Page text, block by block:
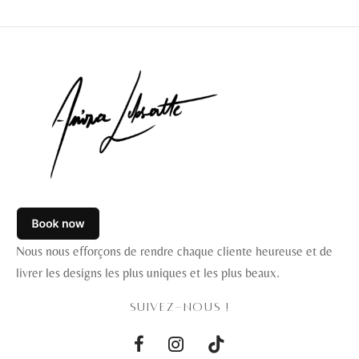
Nous nous efforçons de rendre chaque cliente heureuse et de
livrer les designs les plus uniques et les plus beaux.
SUIVEZ-NOUS !